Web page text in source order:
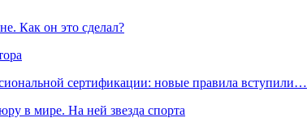
Как он это сделал?
сертификации: новые правила вступили…
в мире. На ней звезда спорта